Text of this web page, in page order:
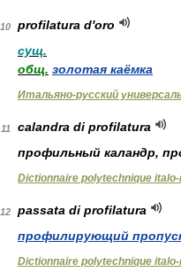
10
profilatura d'oro
сущ.
общ. золотая каёмка
Итальяно-русский
11
calandra di profilatura
профильный каландр,
Dictionnaire polytechnique
12
passata di profilatura
профилирующий
Dictionnaire polytechnique